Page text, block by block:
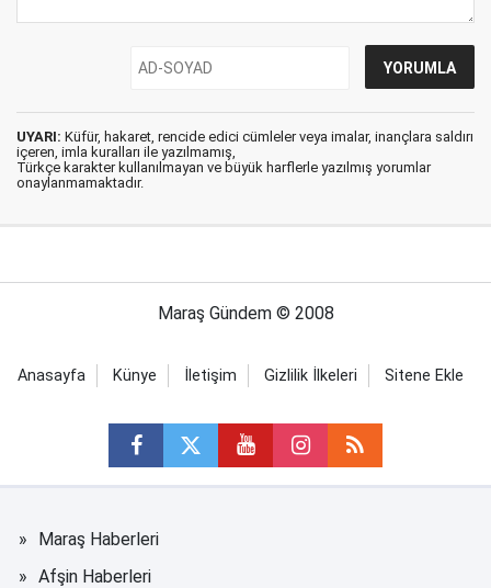
UYARI: Küfür, hakaret, rencide edici cümleler veya imalar, inançlara saldırı
içeren, imla kuralları ile yazılmamış,
Türkçe karakter kullanılmayan ve büyük harflerle yazılmış yorumlar
onaylanmamaktadır.
Maraş Gündem © 2008
Anasayfa Künye İletişim Gizlilik İlkeleri Sitene Ekle
Maraş Haberleri
Afşin Haberleri